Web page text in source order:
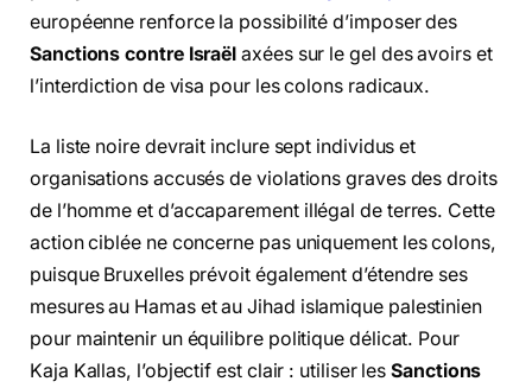
européenne renforce la possibilité d’imposer des
Sanctions contre Israël axées sur le gel des avoirs et
l’interdiction de visa pour les colons radicaux.
La liste noire devrait inclure sept individus et
organisations accusés de violations graves des droits
de l’homme et d’accaparement illégal de terres. Cette
action ciblée ne concerne pas uniquement les colons,
puisque Bruxelles prévoit également d’étendre ses
mesures au Hamas et au Jihad islamique palestinien
pour maintenir un équilibre politique délicat. Pour
Kaja Kallas, l’objectif est clair : utiliser lesSanctions